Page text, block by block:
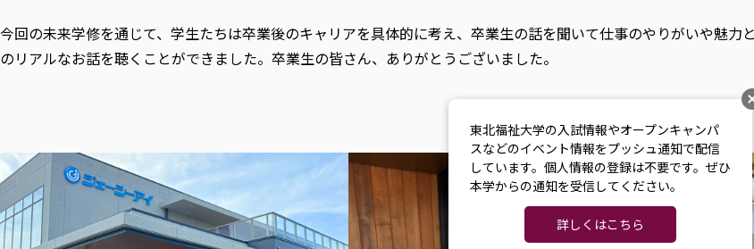
今回の未来学修を通じて、学生たちは卒業後のキャリアを具体的に考え、卒業生の話を聞いて仕事のやりがいや魅力
のリアルなお話を聴くことができました。卒業生の皆さん、ありがとうございました。
東北福祉大学の入試情報やオープンキャンパ
スなどのイベント情報をプッシュ通知で配信
しています。個人情報の登録は不要です。ぜひ
本学からの通知を受信してください。
詳しくはこちら